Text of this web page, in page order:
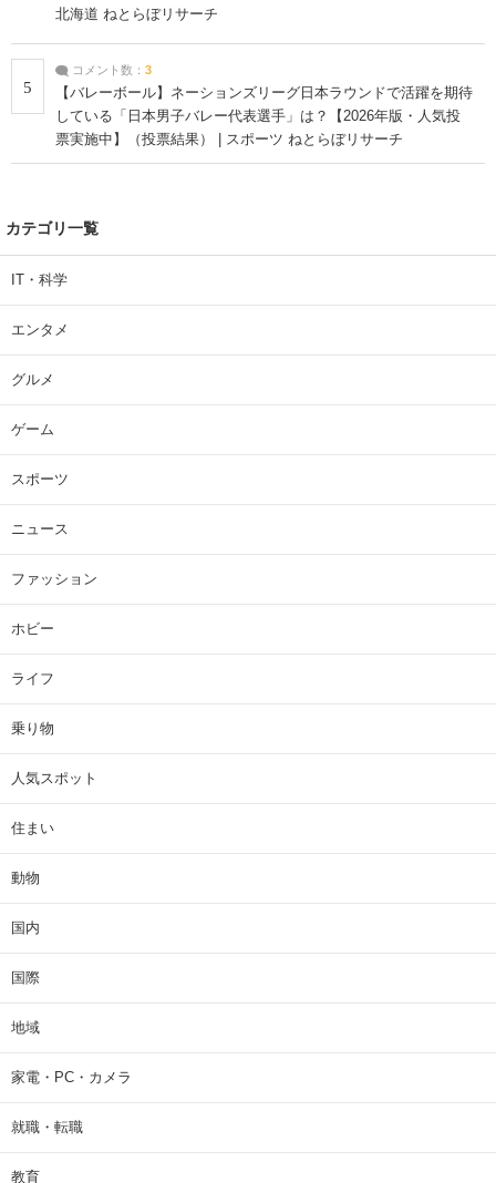
北海道 ねとらぼリサーチ
5
コメント数： 3
【バレーボール】ネーションズリーグ日本ラウンドで活躍を期待
している「日本男子バレー代表選手」は？【2026年版・人気投
票実施中】（投票結果） | スポーツ ねとらぼリサーチ
カテゴリ一覧
IT・科学
エンタメ
グルメ
ゲーム
スポーツ
ニュース
ファッション
ホビー
ライフ
乗り物
人気スポット
住まい
動物
国内
国際
地域
家電・PC・カメラ
就職・転職
教育